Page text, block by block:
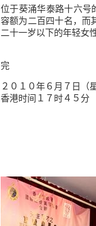
位于葵涌华泰路十六号
容额为二百四十名，而
二十一岁以下的年轻女
完
２０１０年６月７日（
香港时间１７时４５分